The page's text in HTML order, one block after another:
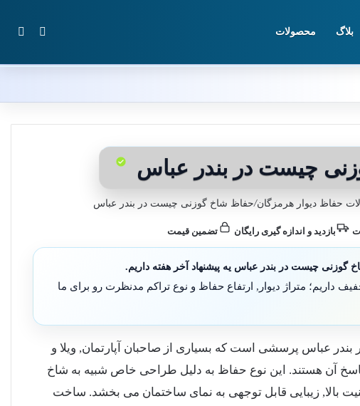
بلاگ محصولات تغییر
چیست در بندر عباس
حفاظ دیوار هرمزگان/حفاظ شاخ گوزنی چیست در بندر عباس
بازدید و اندازه گیری رایگان تضمین قیمت
گوزنی چیست در بندر عباس یه پیشنهاد آخر هفته داریم.
داریم؛ متراژ دیوار, ارتفاع حفاظ و نوع تراکم مدنظرت رو برای ما
عباس پرسشی است که بسیاری از صاحبان آپارتمان, ویلا و
آن هستند. این نوع حفاظ به دلیل طراحی خاص شبیه به شاخ
بالا, زیبایی قابل توجهی به نمای ساختمان می بخشد. ساخت